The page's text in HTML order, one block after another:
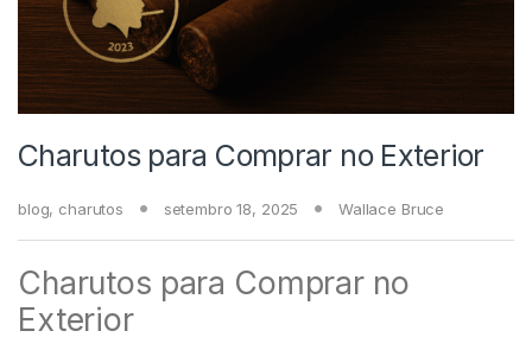
Charutos para Comprar no Exterior
blog, charutos setembro 18, 2025 Wallace Bruce
Charutos para Comprar no
Exterior